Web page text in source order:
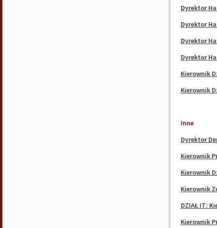
Dyrektor
Dyrektor
Dyrektor
Dyrektor
Kierownik
Kierownik
Inne
Dyrektor
Kierownik
Kierownik
Kierownik
DZIAŁ IT:
Kierownik